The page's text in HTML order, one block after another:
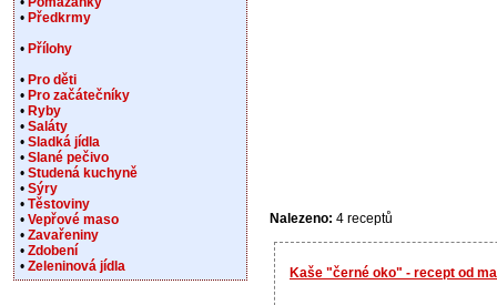
Nalezeno: 4 receptů
Kaše "černé oko" - recept od
• Předkrmy
• Přílohy
• Pro děti
• Pro začátečníky
• Ryby
• Saláty
• Sladká jídla
• Slané pečivo
• Studená kuchyně
• Sýry
• Těstoviny
• Vepřové maso
• Zavařeniny
• Zdobení
• Zeleninová jídla